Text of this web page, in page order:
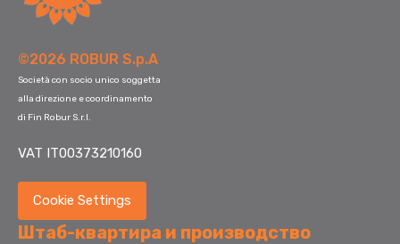
©2026 ROBUR S.p.A
Società con socio unico soggetta
alla direzione e coordinamento
di Fin Robur S.r.l.
VAT IT00373210160
Cookie Settings
Штаб-квартира и производство